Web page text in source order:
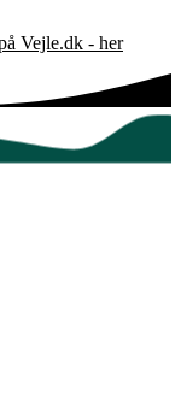
Vejle.dk - her